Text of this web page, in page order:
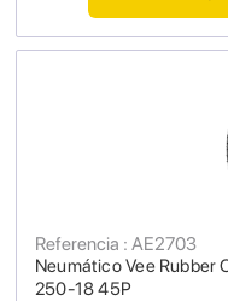
Neumático Vee Rubber
250-18 45P
Referencia : AE2703